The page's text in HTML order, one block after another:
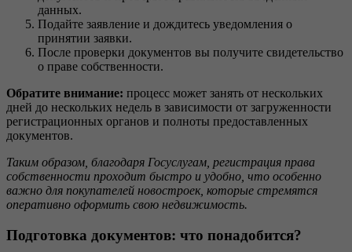
данных.
Подайте заявление и дождитесь уведомления о
принятии заявки.
После проверки документов вы получите свидетельство
о праве собственности.
Обратите внимание: процесс может занять от нескольких
дней до нескольких недель в зависимости от загруженности
регистрационных органов и полноты предоставленных
документов.
Таким образом, благодаря Госуслугам, регистрация права
собственности проходит быстро и удобно, что особенно
важно для покупателей новостроек, которые стремятся
оперативно оформить свою недвижимость.
Подготовка документов: что понадобится?